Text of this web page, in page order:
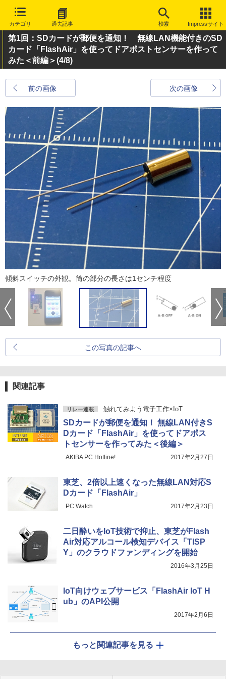
カテゴリ 過去記事 検索 Impressサイト
第1回：SDカードが郵便を通知！ 無線LAN機能付きのSD
カード「FlashAir」を使ってドアポストセンサーを作って
みた＜前編＞(4/8)
前の画像 次の画像
傾斜スイッチの外観。筒の部分の長さは1センチ程度
この写真の記事へ
関連記事
リレー連載 触れてみよう電子工作×IoT
SDカードが郵便を通知！ 無線LAN付きS
Dカード「FlashAir」を使ってドアポス
トセンサーを作ってみた＜後編＞
AKIBA PC Hotline! 2017年2月27日
東芝、2倍以上速くなった無線LAN対応S
Dカード「FlashAir」
PC Watch 2017年2月23日
二日酔いをIoT技術で抑止、東芝がFlash
Air対応アルコール検知デバイス「TISP
Y」のクラウドファンディングを開始
2016年3月25日
IoT向けウェブサービス「FlashAir IoT H
ub」のAPI公開
2017年2月6日
もっと関連記事を見る